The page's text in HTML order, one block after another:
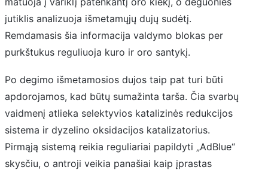
jutiklis analizuoja išmetamųjų dujų sudėtį.
Remdamasis šia informacija valdymo blokas per
purkštukus reguliuoja kuro ir oro santykį.
Po degimo išmetamosios dujos taip pat turi būti
apdorojamos, kad būtų sumažinta tarša. Čia svarbų
vaidmenį atlieka selektyvios katalizinės redukcijos
sistema ir dyzelino oksidacijos katalizatorius.
Pirmąją sistemą reikia reguliariai papildyti „AdBlue“
skysčiu, o antroji veikia panašiai kaip įprastas